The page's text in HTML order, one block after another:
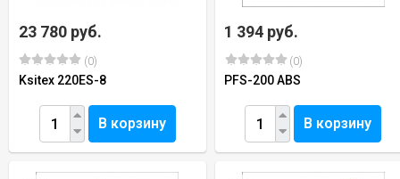
23 780 руб.
(0)
Ksitex 220ES-8
В корзину
1 394 руб.
(0)
PFS-200 ABS
В корзину